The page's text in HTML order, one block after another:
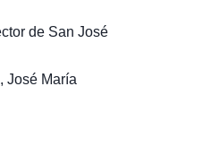
de San José
José María